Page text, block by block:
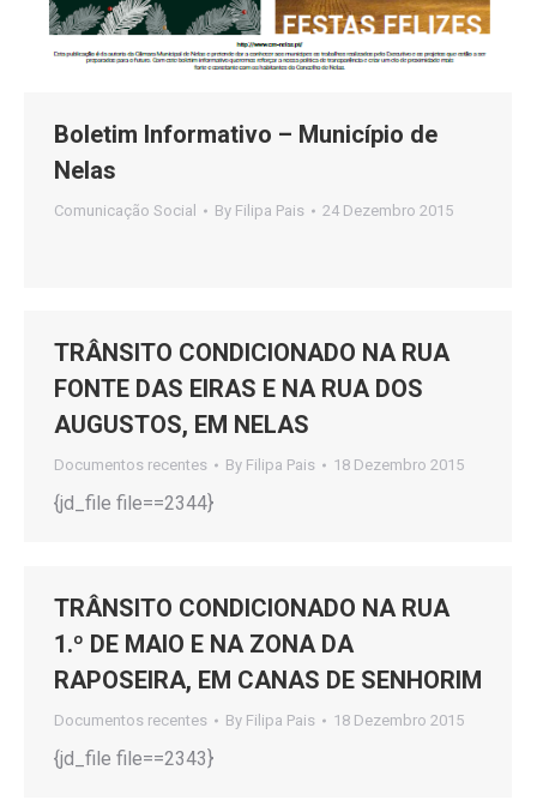
Boletim Informativo – Município de
Nelas
Comunicação Social By Filipa Pais 24 Dezembro 2015
TRÂNSITO CONDICIONADO NA RUA
FONTE DAS EIRAS E NA RUA DOS
AUGUSTOS, EM NELAS
Documentos recentes By Filipa Pais 18 Dezembro 2015
{jd_file file==2344}
TRÂNSITO CONDICIONADO NA RUA
1.º DE MAIO E NA ZONA DA
RAPOSEIRA, EM CANAS DE SENHORIM
Documentos recentes By Filipa Pais 18 Dezembro 2015
{jd_file file==2343}